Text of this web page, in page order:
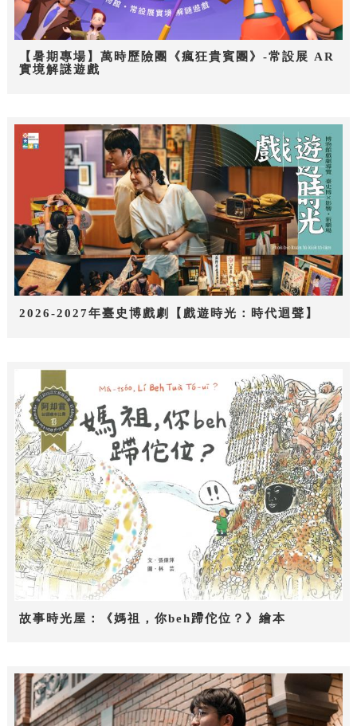
【暑期專場】萬時歷險團《瘋狂貴賓團》-常設展 AR
實境解謎遊戲
2026-2027年臺史博戲劇【戲遊時光：時代迴聲】
故事時光屋：《媽祖，你beh蹛佗位？》繪本